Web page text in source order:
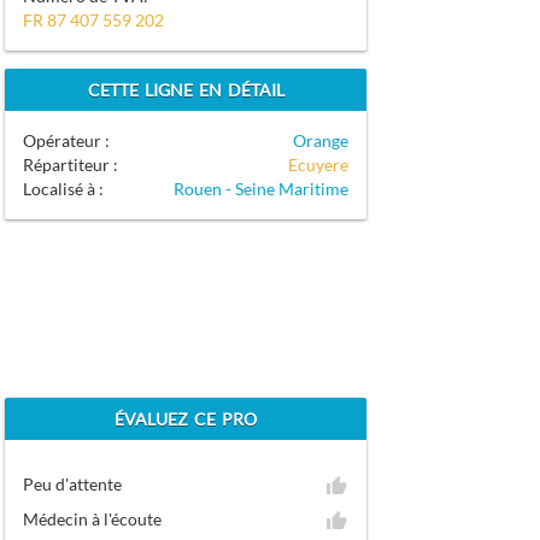
FR 87 407 559 202
CETTE LIGNE EN DÉTAIL
Opérateur :
Orange
Répartiteur :
Ecuyere
Localisé à :
Rouen - Seine Maritime
ÉVALUEZ CE PRO
Peu d'attente
Médecin à l'écoute